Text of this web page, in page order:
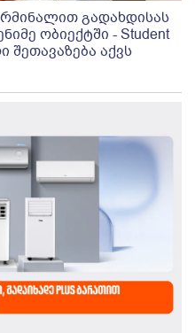
გადახდისას
ობიექტში - Student
შეთავაზება აქვს